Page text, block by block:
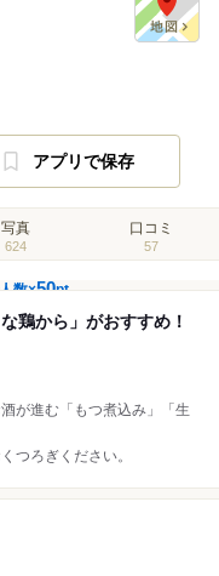
アプリで保存
写真
624
口コミ
57
数×50pt
鶏から」がおすすめ！
が進む「もつ煮込み」「生
つろぎください。